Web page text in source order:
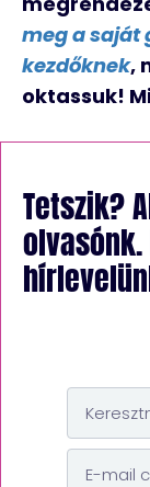
meg a saját
kezdőknek,
oktassuk!
Tetszik?